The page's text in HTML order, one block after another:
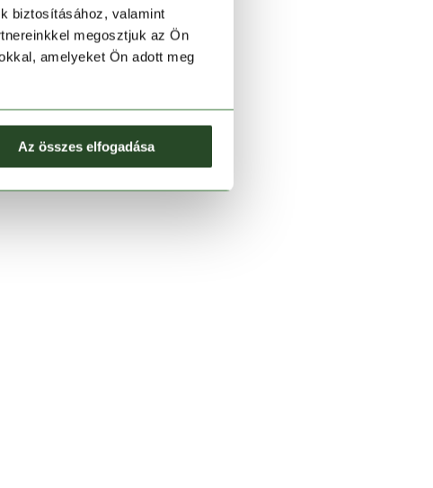
biztosításához, valamint
megosztjuk az Ön
amelyeket Ön adott meg
Az összes elfogadása